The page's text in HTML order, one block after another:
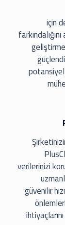
için
verilerinizi
güvenilir